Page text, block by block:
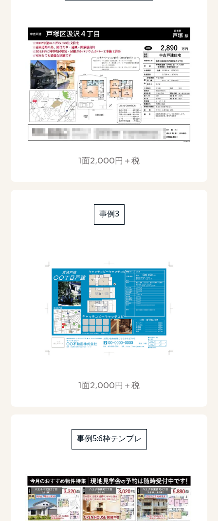
1面2,000円＋税
事例3
1面2,000円＋税
事例5:6枠テンプレ